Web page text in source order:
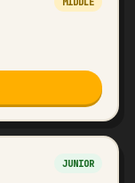
JUNIOR